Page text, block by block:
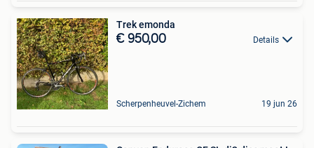
Trek emonda
€ 950,00 Details
Scherpenheuvel-Zichem 19 jun 26